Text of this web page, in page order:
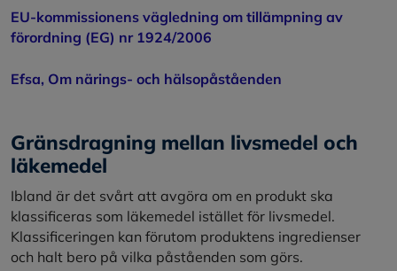
EU-kommissionens vägledning om tillämpning av
förordning (EG) nr 1924/2006
Efsa, Om närings- och hälsopåståenden
Gränsdragning mellan livsmedel och
läkemedel
Ibland är det svårt att avgöra om en produkt ska
klassificeras som läkemedel istället för livsmedel.
Klassificeringen kan förutom produktens ingredienser
och halt bero på vilka påståenden som görs.